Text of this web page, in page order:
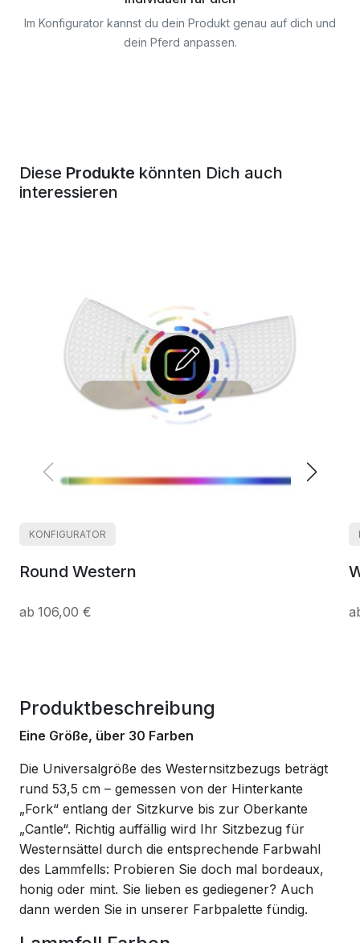
Im Konfigurator kannst du dein Produkt genau auf dich und
dein Pferd anpassen.
Diese Produkte könnten Dich auch
interessieren
KONFIGURATOR
Round Western
106,00 €
Produktbeschreibung
Eine Größe, über 30 Farben
Die Universalgröße des Westernsitzbezugs beträgt
rund 53,5 cm – gemessen von der Hinterkante
„Fork“ entlang der Sitzkurve bis zur Oberkante
„Cantle“. Richtig auffällig wird Ihr Sitzbezug für
Westernsättel durch die entsprechende Farbwahl
des Lammfells: Probieren Sie doch mal bordeaux,
honig oder mint. Sie lieben es gediegener? Auch
dann werden Sie in unserer Farbpalette fündig.